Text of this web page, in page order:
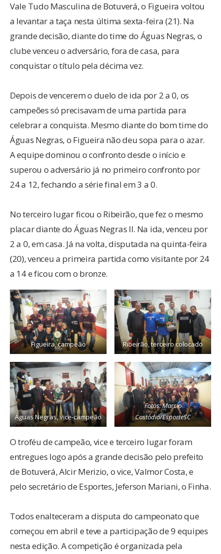
Vale Tudo Masculina de Botuverá, o Figueira voltou
a levantar a taça nesta última sexta-feira (21). Na
grande decisão, diante do time do Águas Negras, o
clube venceu o adversário, fora de casa, para
conquistar o título pela décima vez.
Depois de vencerem o duelo de ida por 2 a 0, os
campeões só precisavam de uma partida para
celebrar a conquista. Mesmo diante do bom time do
Águas Negras, o Figueira não deu sopa para o azar.
A equipe dominou o confronto desde o início e
superou o adversário já no primeiro confronto por
24 a 12, fechando a série final em 3 a 0.
No terceiro lugar ficou o Ribeirão, que fez o mesmo
placar diante do Águas Negras II. Na ida, venceu por
2 a 0, em casa. Já na volta, disputada na quinta-feira
(20), venceu a primeira partida como visitante por 24
a 14 e ficou com o bronze.
Figueira, campeão Ribeirão, terceiro colocado
Águas Negras, vice-campeão
Fotos: Marcio
Costódio/EsporteSC
O troféu de campeão, vice e terceiro lugar foram
entregues logo após a grande decisão pelo prefeito
de Botuverá, Alcir Merizio, o vice, Valmor Costa, e
pelo secretário de Esportes, Jeferson Mariani, o Finha.
Todos enalteceram a disputa do campeonato que
começou em abril e teve a participação de 9 equipes
nesta edição. A competição é organizada pela